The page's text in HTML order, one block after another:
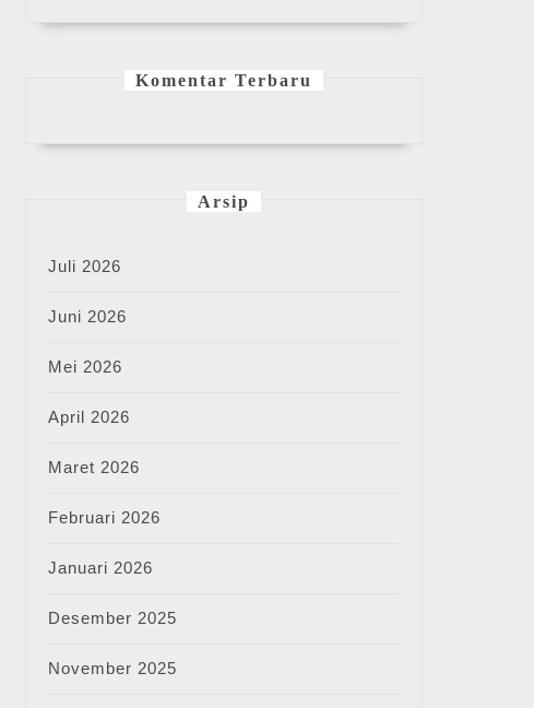
Komentar Terbaru
Arsip
Juli 2026
Juni 2026
Mei 2026
April 2026
Maret 2026
Februari 2026
Januari 2026
Desember 2025
November 2025